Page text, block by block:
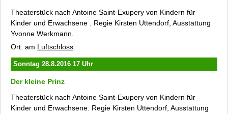
Theaterstück nach Antoine Saint-Exupery von Kindern für
Kinder und Erwachsene . Regie Kirsten Uttendorf, Ausstattung
Yvonne Werkmann.
Ort: am Luftschloss
Sonntag 28.8.2016 17 Uhr
Der kleine Prinz
Theaterstück nach Antoine Saint-Exupery von Kindern für
Kinder und Erwachsene. Regie Kirsten Uttendorf, Ausstattung